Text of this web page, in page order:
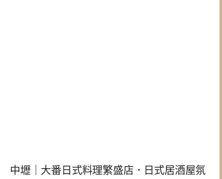
中壢｜大番日式料理繁盛店．日式居酒屋氛